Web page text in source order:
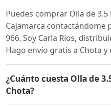
Puedes comprar Olla de
Cajamarca contactándome
966. Soy Carla Rios,
Hago envío gratis a Chota
¿Cuánto cuesta Olla de
Chota?